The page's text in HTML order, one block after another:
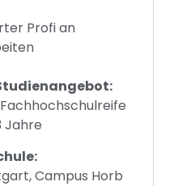
Profi an
Jahre
Campus Horb